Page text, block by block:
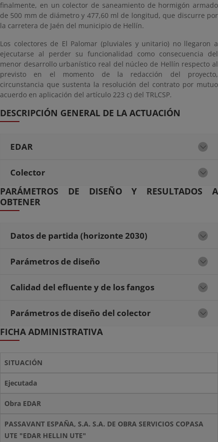
finalmente, en un colector de saneamiento de hormigón armado
de 500 mm de diámetro y 477,60 ml de longitud, que discurre por
la carretera de Jaén del municipio de Hellín.
Los colectores de El Palomar (pluviales y unitario) no llegaron a
ejecutarse al perder su funcionalidad como consecuencia del
menor desarrollo urbanístico real del núcleo de Hellín respecto al
previsto en el momento de la redacción del proyecto,
circunstancia que sustenta la resolución del contrato por mutuo
acuerdo en aplicación del artículo 223 c) del TRLCSP.
DESCRIPCIÓN GENERAL DE LA ACTUACIÓN
EDAR
Colector
PARÁMETROS DE DISEÑO Y RESULTADOS A
OBTENER
Datos de partida (horizonte 2030)
Parámetros de diseño
Calidad del efluente y de los fangos
Parámetros de diseño del colector
FICHA ADMINISTRATIVA
SITUACIÓN
Ejecutada
Obra EDAR
PASSAVANT ESPAÑA, S.A. S.A. DE OBRA SERVICIOS COPASA
UTE "EDAR HELLIN UTE"